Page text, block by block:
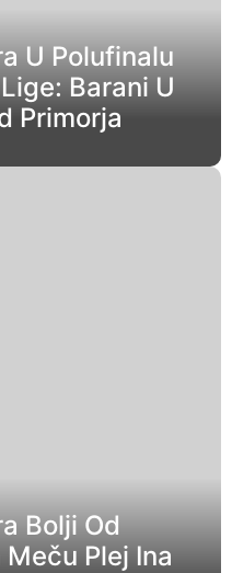
U Polufinalu
Barani U
Primorja
Bolji Od
Plej Ina